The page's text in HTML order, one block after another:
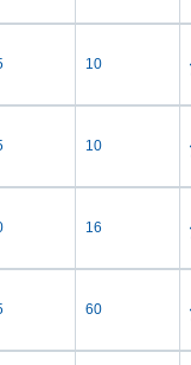
10
10
16
60